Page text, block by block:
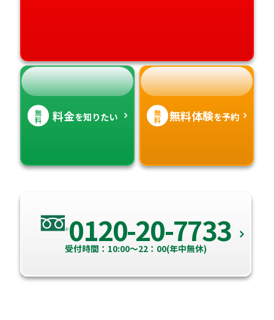
無
料 料金を知りたい 無
料 無料体験を予約
0120-20-7733
受付時間：10:00～22：00(年中無休)